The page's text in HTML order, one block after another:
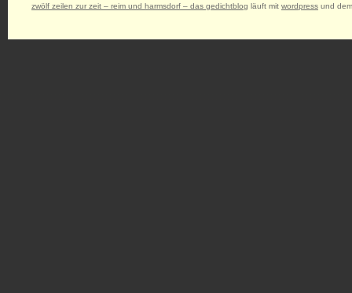
zwölf zeilen zur zeit – reim und harmsdorf – das gedichtblog läuft mit wordpress und